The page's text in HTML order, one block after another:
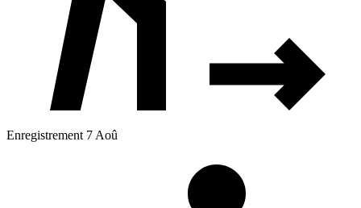
Enregistrement 7 Aoû